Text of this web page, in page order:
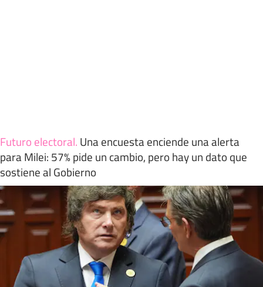
Futuro electoral. Una encuesta enciende una alerta
para Milei: 57% pide un cambio, pero hay un dato que
sostiene al Gobierno